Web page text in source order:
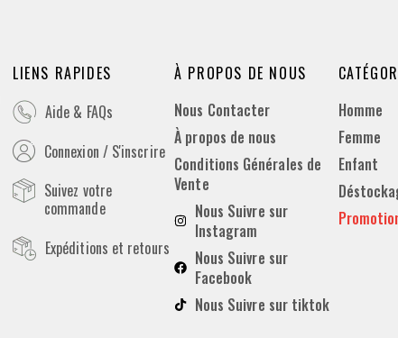
LIENS RAPIDES
Aide & FAQs
Connexion / S'inscrire
Suivez votre
commande
Expéditions et retours
À PROPOS DE NOUS
Nous Contacter
À propos de nous
Conditions Générales de
Vente
Nous Suivre sur
Instagram
Nous Suivre sur
Facebook
Nous Suivre sur tiktok
Homme
Femme
Enfant